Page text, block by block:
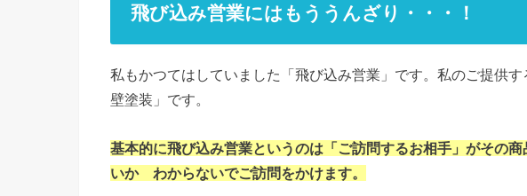
飛び込み営業にはもううんざり・・・！
私もかつてはしていました「飛び込み営業」です。私のご提供
壁塗装」です。
基本的に飛び込み営業というのは「ご訪問するお相手」がその
いか わからないでご訪問をかけます。